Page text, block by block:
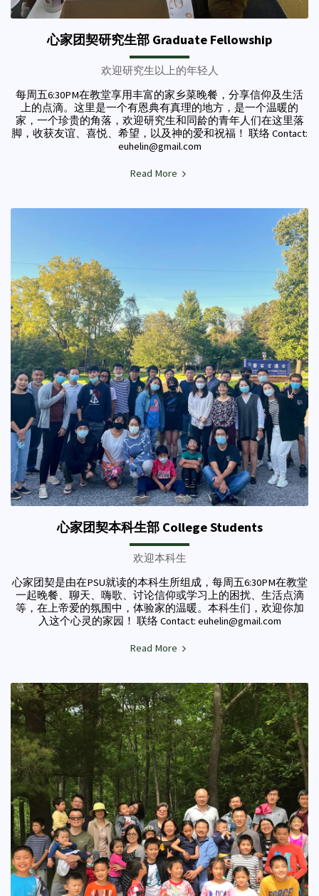
心家团契研究生部 Graduate Fellowship
欢迎研究生以上的年轻人
每周五6:30PM在教堂享用丰富的家乡菜晚餐，分享信仰及生活
上的点滴。这里是一个有恩典有真理的地方，是一个温暖的
家，一个珍贵的角落，欢迎研究生和同龄的青年人们在这里落
脚，收获友谊、喜悦、希望，以及神的爱和祝福！ 联络 Contact:
euhelin@gmail.com
Read More
心家团契本科生部 College Students
欢迎本科生
心家团契是由在PSU就读的本科生所组成，每周五6:30PM在教堂
一起晚餐、聊天、嗨歌、讨论信仰或学习上的困扰、生活点滴
等，在上帝爱的氛围中，体验家的温暖。本科生们，欢迎你加
入这个心灵的家园！ 联络 Contact: euhelin@gmail.com
Read More